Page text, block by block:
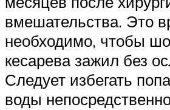
вмешательства. Это
необходимо, чтобы
кесарева зажил без
Следует избегать
воды